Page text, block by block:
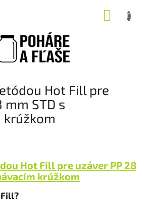
Hot Fill pre
mm STD s
Hot Fill pre uzáver PP 28
krúžkom